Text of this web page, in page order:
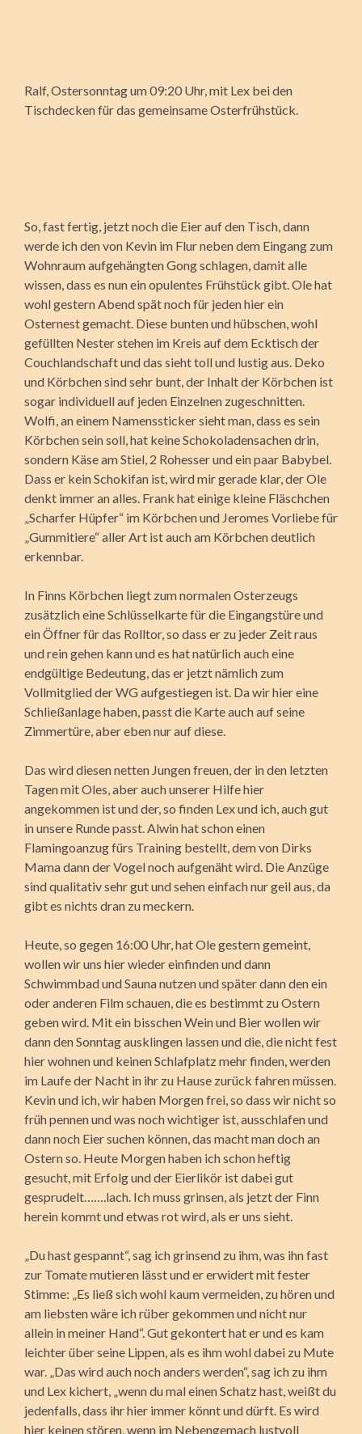
Ralf, Ostersonntag um 09:20 Uhr, mit Lex bei den
Tischdecken für das gemeinsame Osterfrühstück.
So, fast fertig, jetzt noch die Eier auf den Tisch, dann
werde ich den von Kevin im Flur neben dem Eingang zum
Wohnraum aufgehängten Gong schlagen, damit alle
wissen, dass es nun ein opulentes Frühstück gibt. Ole hat
wohl gestern Abend spät noch für jeden hier ein
Osternest gemacht. Diese bunten und hübschen, wohl
gefüllten Nester stehen im Kreis auf dem Ecktisch der
Couchlandschaft und das sieht toll und lustig aus. Deko
und Körbchen sind sehr bunt, der Inhalt der Körbchen ist
sogar individuell auf jeden Einzelnen zugeschnitten.
Wolfi, an einem Namenssticker sieht man, dass es sein
Körbchen sein soll, hat keine Schokoladensachen drin,
sondern Käse am Stiel, 2 Rohesser und ein paar Babybel.
Dass er kein Schokifan ist, wird mir gerade klar, der Ole
denkt immer an alles. Frank hat einige kleine Fläschchen
„Scharfer Hüpfer“ im Körbchen und Jeromes Vorliebe für
„Gummitiere“ aller Art ist auch am Körbchen deutlich
erkennbar.
In Finns Körbchen liegt zum normalen Osterzeugs
zusätzlich eine Schlüsselkarte für die Eingangstüre und
ein Öffner für das Rolltor, so dass er zu jeder Zeit raus
und rein gehen kann und es hat natürlich auch eine
endgültige Bedeutung, das er jetzt nämlich zum
Vollmitglied der WG aufgestiegen ist. Da wir hier eine
Schließanlage haben, passt die Karte auch auf seine
Zimmertüre, aber eben nur auf diese.
Das wird diesen netten Jungen freuen, der in den letzten
Tagen mit Oles, aber auch unserer Hilfe hier
angekommen ist und der, so finden Lex und ich, auch gut
in unsere Runde passt. Alwin hat schon einen
Flamingoanzug fürs Training bestellt, dem von Dirks
Mama dann der Vogel noch aufgenäht wird. Die Anzüge
sind qualitativ sehr gut und sehen einfach nur geil aus, da
gibt es nichts dran zu meckern.
Heute, so gegen 16:00 Uhr, hat Ole gestern gemeint,
wollen wir uns hier wieder einfinden und dann
Schwimmbad und Sauna nutzen und später dann den ein
oder anderen Film schauen, die es bestimmt zu Ostern
geben wird. Mit ein bisschen Wein und Bier wollen wir
dann den Sonntag ausklingen lassen und die, die nicht fest
hier wohnen und keinen Schlafplatz mehr finden, werden
im Laufe der Nacht in ihr zu Hause zurück fahren müssen.
Kevin und ich, wir haben Morgen frei, so dass wir nicht so
früh pennen und was noch wichtiger ist, ausschlafen und
dann noch Eier suchen können, das macht man doch an
Ostern so. Heute Morgen haben ich schon heftig
gesucht, mit Erfolg und der Eierlikör ist dabei gut
gesprudelt…….lach. Ich muss grinsen, als jetzt der Finn
herein kommt und etwas rot wird, als er uns sieht.
„Du hast gespannt“, sag ich grinsend zu ihm, was ihn fast
zur Tomate mutieren lässt und er erwidert mit fester
Stimme: „Es ließ sich wohl kaum vermeiden, zu hören und
am liebsten wäre ich rüber gekommen und nicht nur
allein in meiner Hand“. Gut gekontert hat er und es kam
leichter über seine Lippen, als es ihm wohl dabei zu Mute
war. „Das wird auch noch anders werden“, sag ich zu ihm
und Lex kichert, „wenn du mal einen Schatz hast, weißt du
jedenfalls, dass ihr hier immer könnt und dürft. Es wird
hier keinen stören, wenn im Nebengemach lustvoll